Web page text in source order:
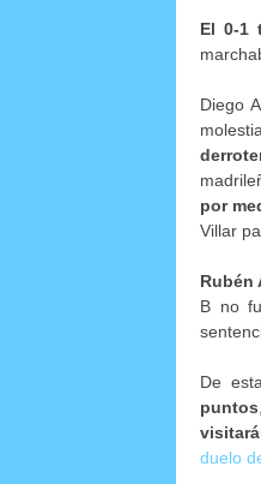
El 0-1
Diego
por
Villar
Rubén
B no
De
puntos
duelo